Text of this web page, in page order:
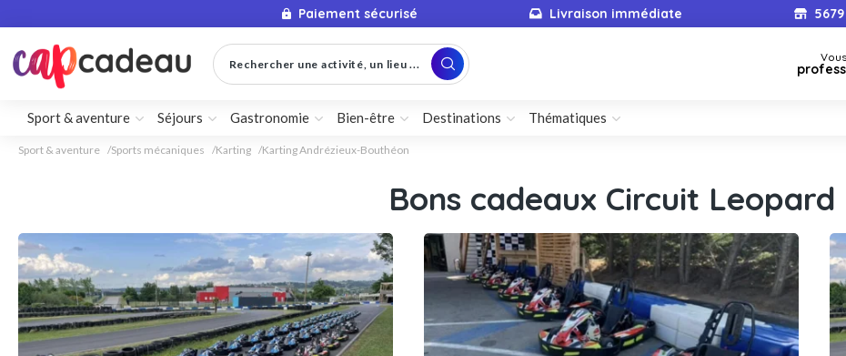
Paiement sécurisé Livraison immédiate 5679
Rechercher une activité, un lieu ...
Sport & aventure Séjours Gastronomie Bien-être Destinations Thématiques
Sport & aventure Sports mécaniques Karting Karting Andrézieux-Bouthéon
Bons cadeaux Circuit Leopard